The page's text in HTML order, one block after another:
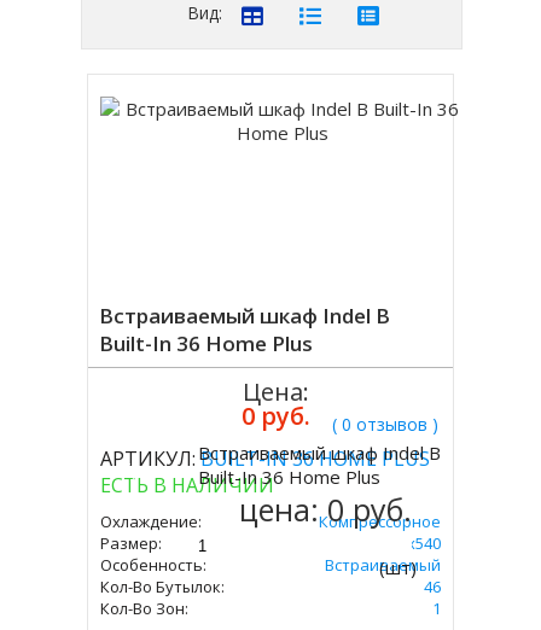
Вид:
Встраиваемый шкаф Indel B
Built-In 36 Home Plus
( 0 отзывов )
АРТИКУЛ:BUILT-IN 36 HOME PLUS
ЕСТЬ В НАЛИЧИИ
Охлаждение:
Компрессорное
Размер:
680х560х540
Особенность:
Встраиваемый
Кол-Во Бутылок:
46
Кол-Во Зон:
1
Цена:
0 руб.
Купить
Встраиваемый шкаф Indel B
Built-In 36 Home Plus
цена:0 руб.
(шт)